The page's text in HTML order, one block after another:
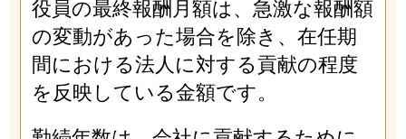
役員の最終報酬月額は、急激な報酬額
の変動があった場合を除き、在任期
間における法人に対する貢献の程度
を反映している金額です。